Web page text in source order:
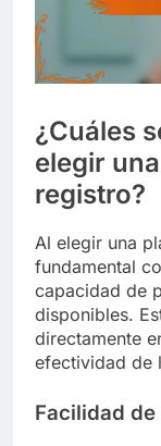
¿Cuáles
elegir
registro?
Al elegir una
fundamental
capacidad de
disponibles.
directamente
efectividad de
Facilidad